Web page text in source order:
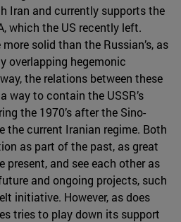
Iran and currently supports the
which the US recently left.
solid than the Russian’s, as
overlapping hegemonic
the relations between these
way to contain the USSR’s
the 1970’s after the Sino-
the current Iranian regime. Both
as part of the past, as great
present, and see each other as
and ongoing projects, such
initiative. However, as does
tries to play down its support